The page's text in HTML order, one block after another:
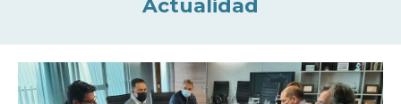
Actualidad